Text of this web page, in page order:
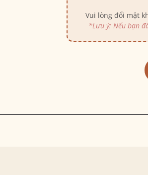
Vui lòng đổi mật
*Lưu ý: Nếu bạn